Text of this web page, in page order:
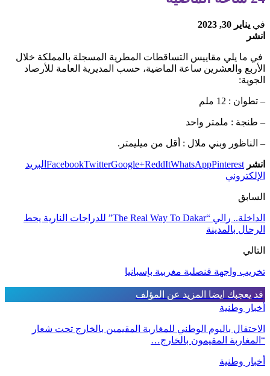
في يناير 30, 2023
انشر
في ما يلي مقاييس التساقطات المطرية المسجلة بالمملكة خلال
الأربع والعشرين ساعة الماضية، حسب المديرية العامة للأرصاد
الجوية:
– تطوان : 12 ملم
– طنجة : ملمتر واحد
– الناظور وبني ملال : أقل من ميليمتر.
انشر FacebookTwitterGoogle+ReddItWhatsAppPinterest
البريد
الإلكتروني
السابق
الداخلة.. رالي “The Real Way To Dakar” للدراجات النارية يحط
الرحال بالمدينة
التالي
تخريب واجهة قنصلية مغربية بإسبانيا
قد يعجبك ايضا المزيد عن المؤلف
أخبار وطنية
الاحتفال باليوم الوطني للمغاربة المقيمين بالخارج تحت شعار
“المغاربة المقيمون بالخارج…
أخبار وطنية